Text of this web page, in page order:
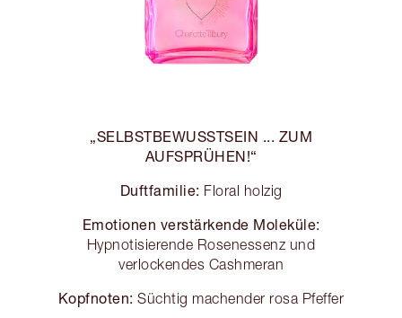
„SELBSTBEWUSSTSEIN ... ZUM
AUFSPRÜHEN!“
Duftfamilie: Floral holzig
Emotionen verstärkende Moleküle:
Hypnotisierende Rosenessenz und
verlockendes Cashmeran
Kopfnoten: Süchtig machender rosa Pfeffer